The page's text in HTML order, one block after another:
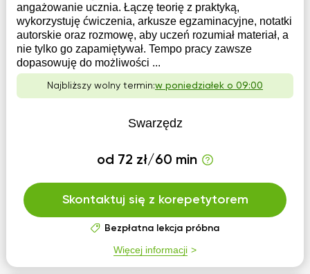
angażowanie ucznia. Łączę teorię z praktyką,
wykorzystuję ćwiczenia, arkusze egzaminacyjne, notatki
autorskie oraz rozmowę, aby uczeń rozumiał materiał, a
nie tylko go zapamiętywał. Tempo pracy zawsze
dopasowuję do możliwości ...
Najbliższy wolny termin:w poniedziałek o 09:00
Swarzędz
od 72 zł/60 min
Skontaktuj się z korepetytorem
Bezpłatna lekcja próbna
Więcej informacji